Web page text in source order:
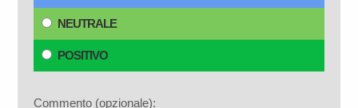
NEUTRALE
POSITIVO
Commento (opzionale):